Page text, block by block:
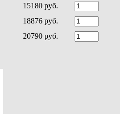
15180 руб.
18876 руб.
20790 руб.